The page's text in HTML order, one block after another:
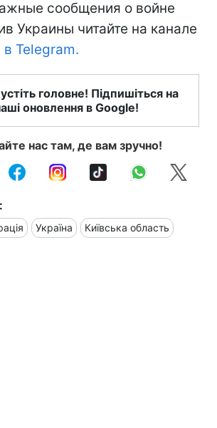
сообщения о войне
Украины читайте на канале
Telegram.
головне! Підпишіться на
оновлення в Google!
нас там, де вам зручно!
Україна Київська область